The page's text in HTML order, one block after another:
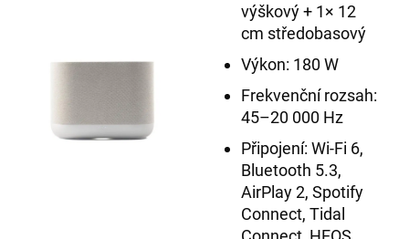
výškový + 1× 12
cm středobasový
Výkon: 180 W
Frekvenční rozsah:
45–20 000 Hz
Připojení: Wi-Fi 6,
Bluetooth 5.3,
AirPlay 2, Spotify
Connect, Tidal